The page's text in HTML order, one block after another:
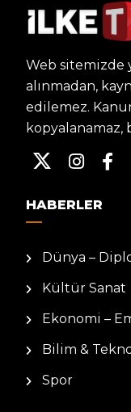
Web sitemizde
alınmadan,
edilemez.
kopyalanamaz,
HABERLER
Dünya –
Kültür Sanat
Ekonomi –
Bilim &
Spor